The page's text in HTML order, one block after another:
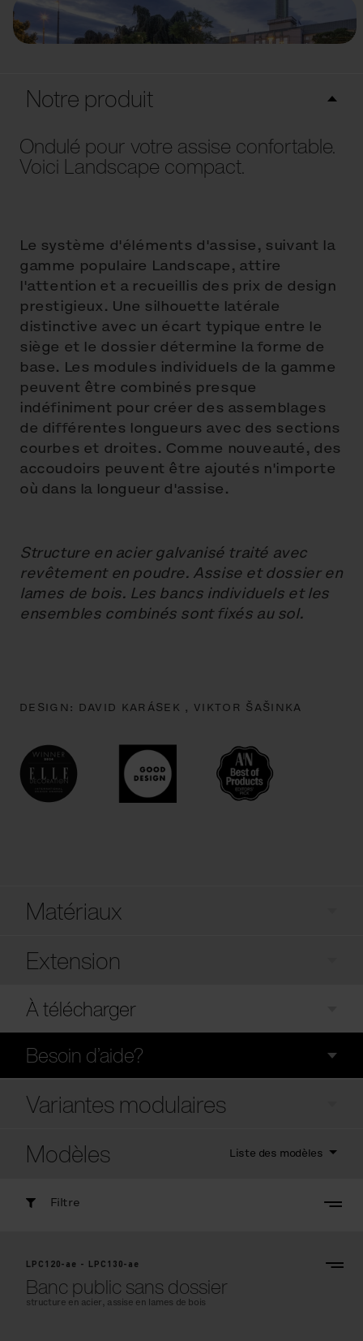
Notre produit
Ondulé pour votre assise confortable.
Voici Landscape compact.
Le système d'éléments d'assise, suivant la
gamme populaire Landscape, attire
l'attention et a recueillis des prix de design
prestigieux. Une silhouette latérale
distinctive avec un écart typique entre le
siège et le dossier détermine la forme de
base. Les modules individuels de la gamme
peuvent être combinés presque
indéfiniment pour créer des assemblages
de différentes longueurs avec des sections
courbes et droites. Comme nouveauté, des
accoudoirs peuvent être ajoutés n'importe
où dans la longueur d'assise.
Structure en acier galvanisé traité avec
revêtement en poudre. Assise et dossier en
lames de bois. Les bancs individuels et les
ensembles combinés sont fixés au sol.
DESIGN: DAVID KARÁSEK , VIKTOR ŠAŠINKA
Matériaux
Extension
À télécharger
Besoin d’aide?
Variantes modulaires
Modèles
Liste des modèles
Filtre
LPC120-ae - LPC130-ae
Banc public sans dossier
structure en acier, assise en lames de bois